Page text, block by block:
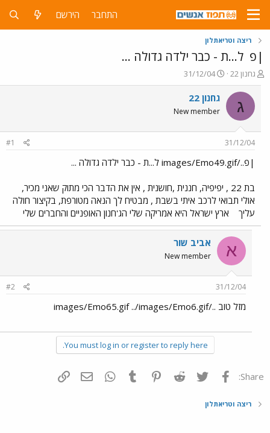
התחבר הירשם
ריצה וטריאתלון
|פ ל...ת - כבר ילדה גדולה ...
פ
ו
ת
ח
ה
ש
א
גחנון 22
פ
ו
ר
ם
ר
31/12/04
ג גחנון 22
New member
31/12/04
#1
|פ../images/Emo49.gif ל...ת - כבר ילדה גדולה ...
בת 22 , יפיפיה, חננית ,חושנית , אין את הדבר הכי מתוק שאני מכיר,
אולי תבואי לרכב איתי בשבת , מבטיח לך הנאה מטורפת, בקיצור חולה
עליך
ארץ ישראל היא אמריקה שלי הג'חנון האופניים והחברים שלי
א אביב שור
New member
31/12/04
#2
מזל טוב ../images/Emo65.gif ../images/Emo6.gif
You must log in or register to reply here.
Share: פייסבוק Twitter
Reddit
Pinterest
Tumblr
WhatsAppדואר אלקטרוני
ריצה וטריאתלון